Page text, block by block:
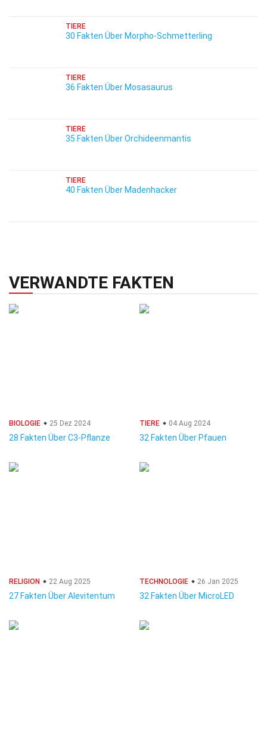
TIERE
30 Fakten Über Morpho-Schmetterling
TIERE
36 Fakten Über Mosasaurus
TIERE
35 Fakten Über Orchideenmantis
TIERE
40 Fakten Über Madenhacker
VERWANDTE FAKTEN
BIOLOGIE 25 Dez 2024
28 Fakten Über C3-Pflanze
TIERE 04 Aug 2024
32 Fakten Über Pfauen
RELIGION 22 Aug 2025
27 Fakten Über Alevitentum
TECHNOLOGIE 26 Jan 2025
32 Fakten Über MicroLED